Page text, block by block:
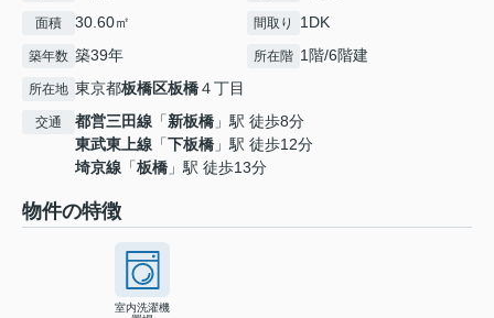
面積 30.60㎡ 間取り 1DK
築年数 築39年 所在階 1階/6階建
所在地 東京都板橋区板橋４丁目
交通 都営三田線 「新板橋 」駅 徒歩8分
東武東上線 「下板橋 」駅 徒歩12分
埼京線 「板橋 」駅 徒歩13分
物件の特徴
室内洗濯機